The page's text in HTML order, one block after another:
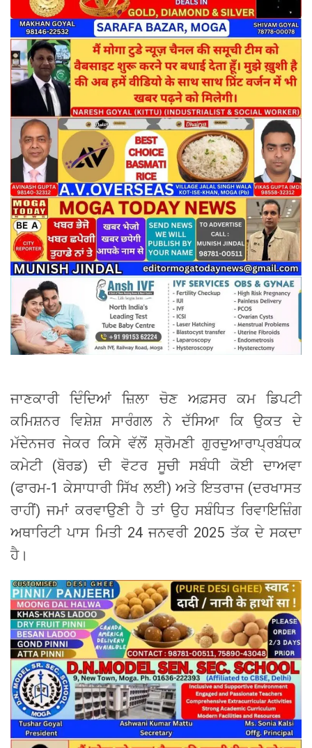
ਜਾਣਕਾਰੀ ਦਿੰਦਿਆਂ ਜ਼ਿਲਾ ਚੋਣ ਅਫ਼ਸਰ ਕਮ ਡਿਪਟੀ
ਕਮਿਸ਼ਨਰ ਵਿਸ਼ੇਸ਼ ਸਾਰੰਗਲ ਨੇ ਦੱਸਿਆ ਕਿ ਉਕਤ ਦੇ
ਮੱਦੇਨਜਰ ਜੇਕਰ ਕਿਸੇ ਵੱਲੋਂ ਸ਼੍ਰੋਮਣੀ ਗੁਰਦੁਆਰਾਪ੍ਰਬੰਧਕ
ਕਮੇਟੀ (ਬੋਰਡ) ਦੀ ਵੋਟਰ ਸੂਚੀ ਸਬੰਧੀ ਕੋਈ ਦਾਅਵਾ
(ਫਾਰਮ-1 ਕੇਸਾਧਾਰੀ ਸਿੱਖ ਲਈ) ਅਤੇ ਇਤਰਾਜ (ਦਰਖਾਸਤ
ਰਾਹੀਂ) ਜਮਾਂ ਕਰਵਾਉਣੀ ਹੈ ਤਾਂ ਉਹ ਸਬੰਧਿਤ ਰਿਵਾਇਜ਼ਿੰਗ
ਅਥਾਰਿਟੀ ਪਾਸ ਮਿਤੀ 24 ਜਨਵਰੀ 2025 ਤੱਕ ਦੇ ਸਕਦਾ
ਹੈ।